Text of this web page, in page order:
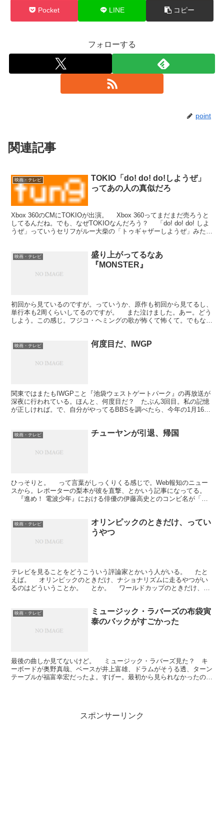
Pocket LINE コピー
フォローする
point
関連記事
映画・テレビ
TOKIO「do! do! do!しようぜ」
ってあの人の真似だろ
Xbox 360のCMにTOKIOが出演。 Xbox 360ってまだまだ売ろうと
してるんだね。でも、なぜTOKIOなんだろう？ 「do! do! do! しよ
うぜ」っていうセリフがルー大柴の「トゥギャザーしようぜ」みたい
映画・テレビ
盛り上がってるなあ
『MONSTER』
初回から見ているのですが。っていうか、原作も初回から見てるし、
単行本も2周くらいしてるのですが。 また泣けました。あー。どう
しよう。この感じ。フジコ・ヘミングの歌が怖くて怖くて。でもなん
映画・テレビ 何度目だ、IWGP
関東ではまたもIWGPこと『池袋ウェストゲートパーク』の再放送が
深夜に行われている。ほんと、何度目だ？ たぶん3回目。私の記憶
が正しければ。で、自分がやってるBBSを調べたら、今年の1月16日
映画・テレビ チューヤンが引退、帰国
ひっそりと。 って言葉がしっくりくる感じで。Web報知のニュー
スから。レポーターの梨本が彼を直撃、とかいう記事になってる。
『進め！ 電波少年』における俳優の伊藤高史とのコンビ名が「朋
映画・テレビ
オリンピックのときだけ、ってい
うやつ
テレビを見ることをどうこういう評論家とかいう人がいる。 たと
えば。 オリンピックのときだけ、ナショナリズムに走るやつがい
るのはどういうことか。 とか。 ワールドカップのときだけ、サ
映画・テレビ
ミュージック・ラバーズの布袋寅
泰のバックがすごかった
最後の曲しか見てないけど。 ミュージック・ラバーズ見た？ キ
ーボードが奥野真哉、ベースが井上富雄、ドラムがそうる透、ターン
テーブルが福富幸宏だったよ。すげー。最初から見られなかったのが
スポンサーリンク